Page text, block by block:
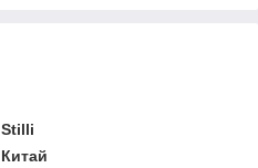
Stilli
Китай